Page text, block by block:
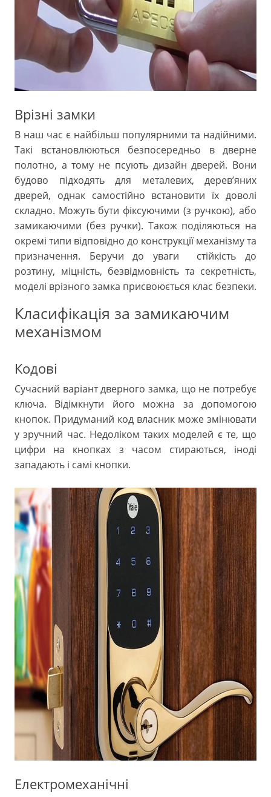
Врізні замки
В наш час є найбільш популярними та надійними.
Такі встановлюються безпосередньо в дверне
полотно, а тому не псують дизайн дверей. Вони
будово підходять для металевих, дерев’яних
дверей, однак самостійно встановити їх доволі
складно. Можуть бути фіксуючими (з ручкою), або
замикаючими (без ручки). Також поділяються на
окремі типи відповідно до конструкції механізму та
призначення. Беручи до уваги стійкість до
розтину, міцність, безвідмовність та секретність,
моделі врізного замка присвоюється клас безпеки.
Класифікація за замикаючим
механізмом
Кодові
Сучасний варіант дверного замка, що не потребує
ключа. Відімкнути його можна за допомогою
кнопок. Придуманий код власник може змінювати
у зручний час. Недоліком таких моделей є те, що
цифри на кнопках з часом стираються, іноді
западають і самі кнопки.
Електромеханічні